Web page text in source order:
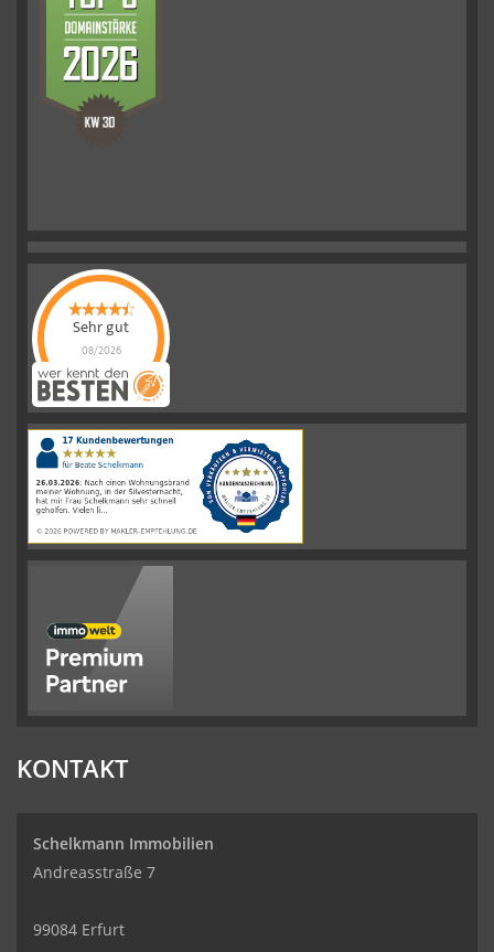
Sehr gut
08/2026
Schelkmann
Immobilienhat
|110Schelkmann
ImmobilienBewertungen
auf
werkenntdenBESTEN.de
KONTAKT
Schelkmann Immobilien
Andreasstraße 7
99084 Erfurt